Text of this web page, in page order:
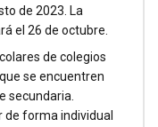
de 2023. La
el 26 de octubre.
de colegios
se encuentren
secundaria.
de forma individual